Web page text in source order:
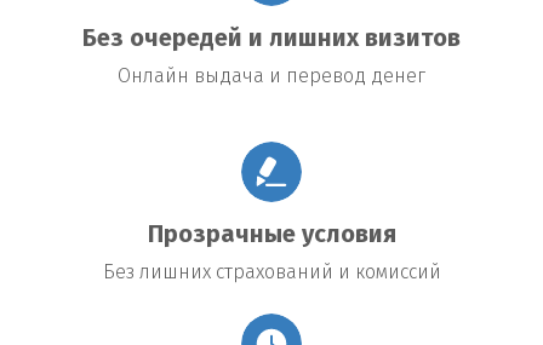
Без очередей и лишних визитов
Онлайн выдача и перевод денег
Прозрачные условия
Без лишних страхований и комиссий